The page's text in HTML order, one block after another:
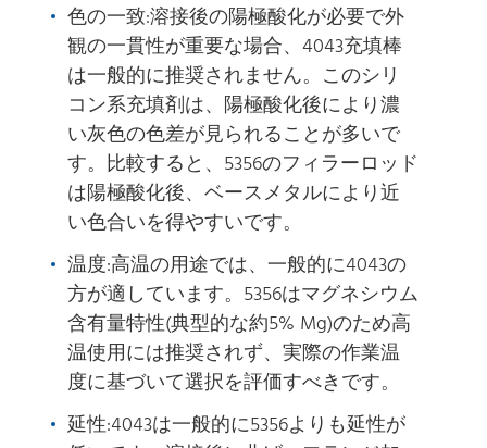
色の一致:溶接後の陽極酸化が必要で外
観の一貫性が重要な場合、4043充填棒
は一般的に推奨されません。このシリ
コン系充填剤は、陽極酸化後により濃
い灰色の色差が見られることが多いで
す。比較すると、5356のフィラーロッド
は陽極酸化後、ベースメタルにより近
い色合いを得やすいです。
温度:高温の用途では、一般的に4043の
方が適しています。5356はマグネシウム
含有量特性(典型的な約5% Mg)のため高
温使用には推奨されず、実際の作業温
度に基づいて選択を評価すべきです。
延性:4043は一般的に5356よりも延性が